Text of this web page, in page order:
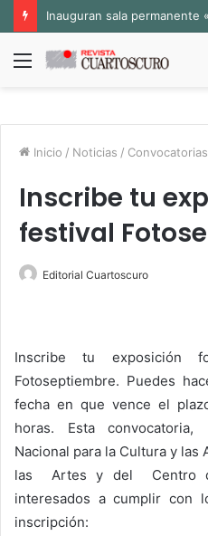
Menú
Inicio / Noticias / Convocatorias
Inscribe tu
festival
Editorial Cuartoscuro
Inscribe tu exposición
Fotoseptiembre. Puedes
fecha en que vence el
horas. Esta
Nacional para la Cultura y
las Artes y del Centro
interesados a cumplir con
inscripción: